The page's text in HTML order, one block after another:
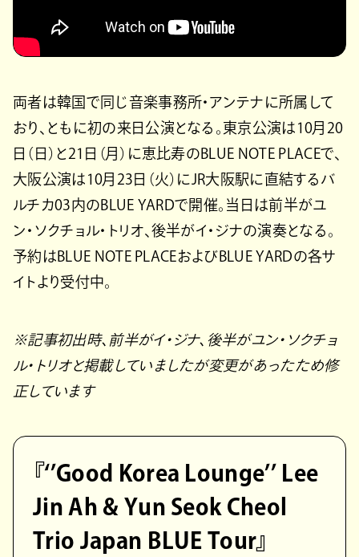
両者は韓国で同じ音楽事務所・アンテナに所属して
おり、ともに初の来日公演となる。東京公演は10月20
日（日）と21日（月）に恵比寿のBLUE NOTE PLACEで、
大阪公演は10月23日（火）にJR大阪駅に直結するバ
ルチカ03内のBLUE YARDで開催。当日は前半がユ
ン・ソクチョル・トリオ、後半がイ・ジナの演奏となる。
予約はBLUE NOTE PLACEおよびBLUE YARDの各サ
イトより受付中。
※記事初出時、前半がイ・ジナ、後半がユン・ソクチョ
ル・トリオと掲載していましたが変更があったため修
正しています
『‘’Good Korea Lounge’’ Lee
Jin Ah & Yun Seok Cheol
Trio Japan BLUE Tour』